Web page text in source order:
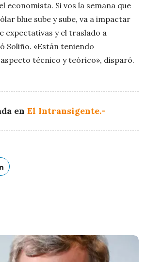
economista. Si vos la semana que
blue sube y sube, va a impactar
expectativas y el traslado a
Soliño. «Están teniendo
técnico y teórico», disparó.
en El Intransigente.-